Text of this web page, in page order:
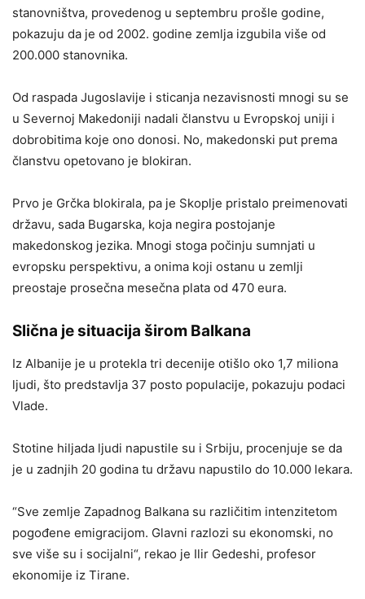
stanovništva, provedenog u septembru prošle godine,
pokazuju da je od 2002. godine zemlja izgubila više od
200.000 stanovnika.
Od raspada Jugoslavije i sticanja nezavisnosti mnogi su se
u Severnoj Makedoniji nadali članstvu u Evropskoj uniji i
dobrobitima koje ono donosi. No, makedonski put prema
članstvu opetovano je blokiran.
Prvo je Grčka blokirala, pa je Skoplje pristalo preimenovati
državu, sada Bugarska, koja negira postojanje
makedonskog jezika. Mnogi stoga počinju sumnjati u
evropsku perspektivu, a onima koji ostanu u zemlji
preostaje prosečna mesečna plata od 470 eura.
Slična je situacija širom Balkana
Iz Albanije je u protekla tri decenije otišlo oko 1,7 miliona
ljudi, što predstavlja 37 posto populacije, pokazuju podaci
Vlade.
Stotine hiljada ljudi napustile su i Srbiju, procenjuje se da
je u zadnjih 20 godina tu državu napustilo do 10.000 lekara.
“Sve zemlje Zapadnog Balkana su različitim intenzitetom
pogođene emigracijom. Glavni razlozi su ekonomski, no
sve više su i socijalni“, rekao je Ilir Gedeshi, profesor
ekonomije iz Tirane.